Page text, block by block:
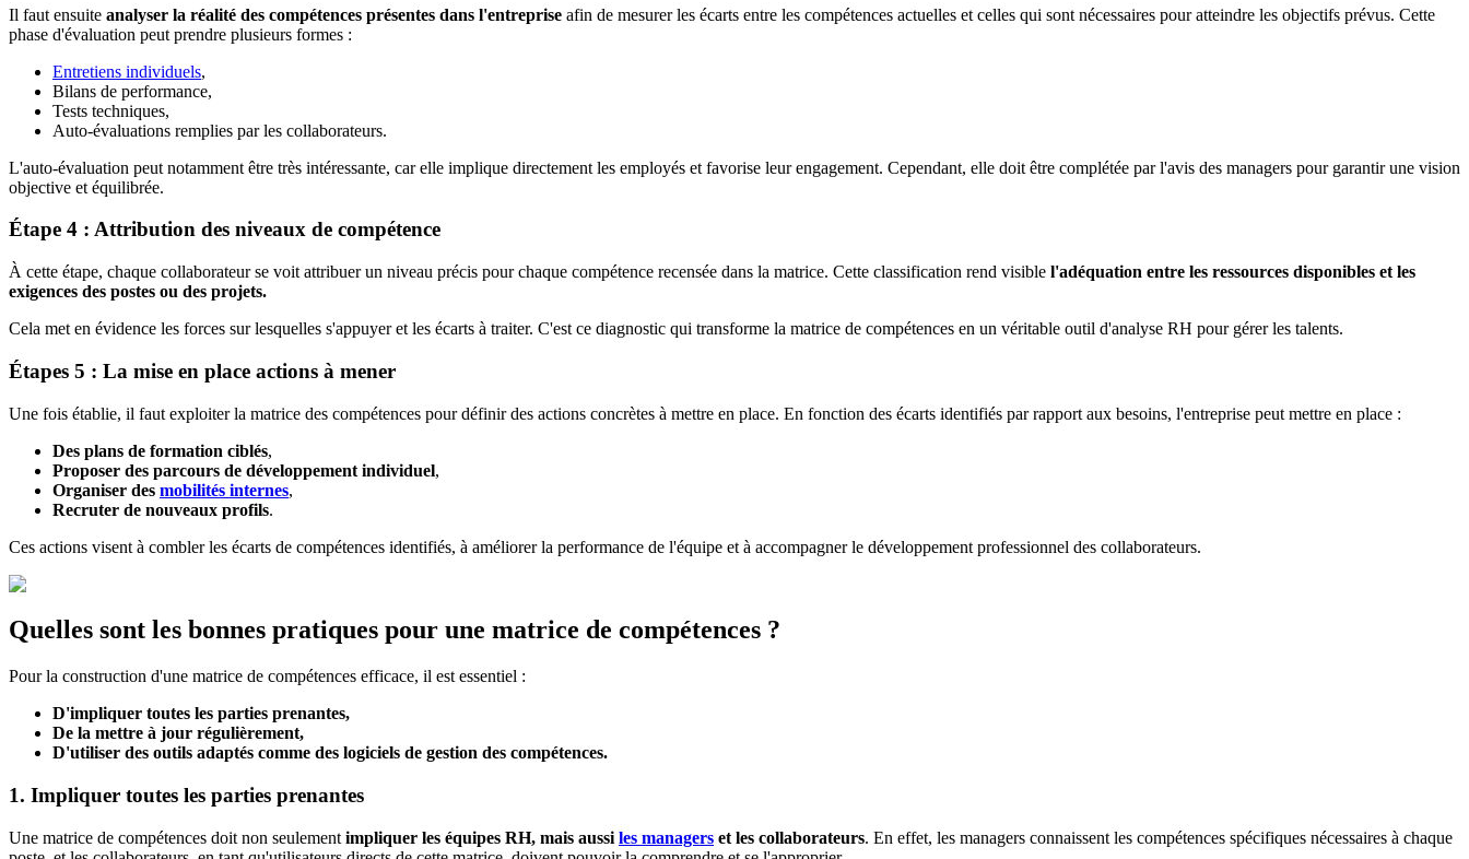
Il faut ensuite analyser la réalité des compétences présentes dans l'entreprise afin de mesurer les écarts entre les compétences actuelles et celles qui sont nécessaires pour atteindre les objectifs prévus. Cette
phase d'évaluation peut prendre plusieurs formes :
Entretiens individuels,
Bilans de performance,
Tests techniques,
Auto-évaluations remplies par les collaborateurs.
L'auto-évaluation peut notamment être très intéressante, car elle implique directement les employés et favorise leur engagement. Cependant, elle doit être complétée par l'avis des managers pour garantir une vision
objective et équilibrée.
Étape 4 : Attribution des niveaux de compétence
À cette étape, chaque collaborateur se voit attribuer un niveau précis pour chaque compétence recensée dans la matrice. Cette classification rend visible l'adéquation entre les ressources disponibles et les
exigences des postes ou des projets.
Cela met en évidence les forces sur lesquelles s'appuyer et les écarts à traiter. C'est ce diagnostic qui transforme la matrice de compétences en un véritable outil d'analyse RH pour gérer les talents.
Étapes 5 : La mise en place actions à mener
Une fois établie, il faut exploiter la matrice des compétences pour définir des actions concrètes à mettre en place. En fonction des écarts identifiés par rapport aux besoins, l'entreprise peut mettre en place :
Des plans de formation ciblés,
Proposer des parcours de développement individuel,
Organiser des mobilités internes,
Recruter de nouveaux profils.
Ces actions visent à combler les écarts de compétences identifiés, à améliorer la performance de l'équipe et à accompagner le développement professionnel des collaborateurs.
Quelles sont les bonnes pratiques pour une matrice de compétences ?
Pour la construction d'une matrice de compétences efficace, il est essentiel :
D'impliquer toutes les parties prenantes,
De la mettre à jour régulièrement,
D'utiliser des outils adaptés comme des logiciels de gestion des compétences.
1. Impliquer toutes les parties prenantes
Une matrice de compétences doit non seulement impliquer les équipes RH, mais aussi les managers et les collaborateurs. En effet, les managers connaissent les compétences spécifiques nécessaires à chaque